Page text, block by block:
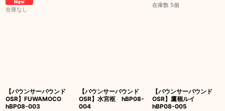
在庫なし
在庫数 5個
【バウンサーバウンド
OSR】FUWAMOCO
hBP08-003
【バウンサーバウンド
OSR】水宮枢 hBP08-
004
【バウンサーバウンド
OSR】鷹嶺ルイ
hBP08-005